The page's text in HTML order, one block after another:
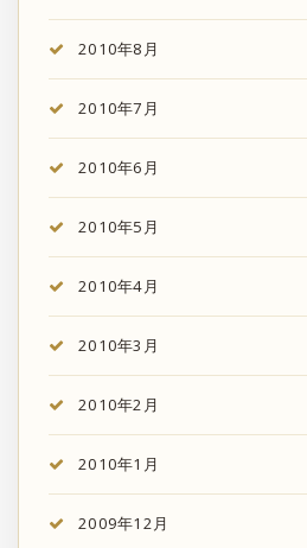
2010年8月
2010年7月
2010年6月
2010年5月
2010年4月
2010年3月
2010年2月
2010年1月
2009年12月